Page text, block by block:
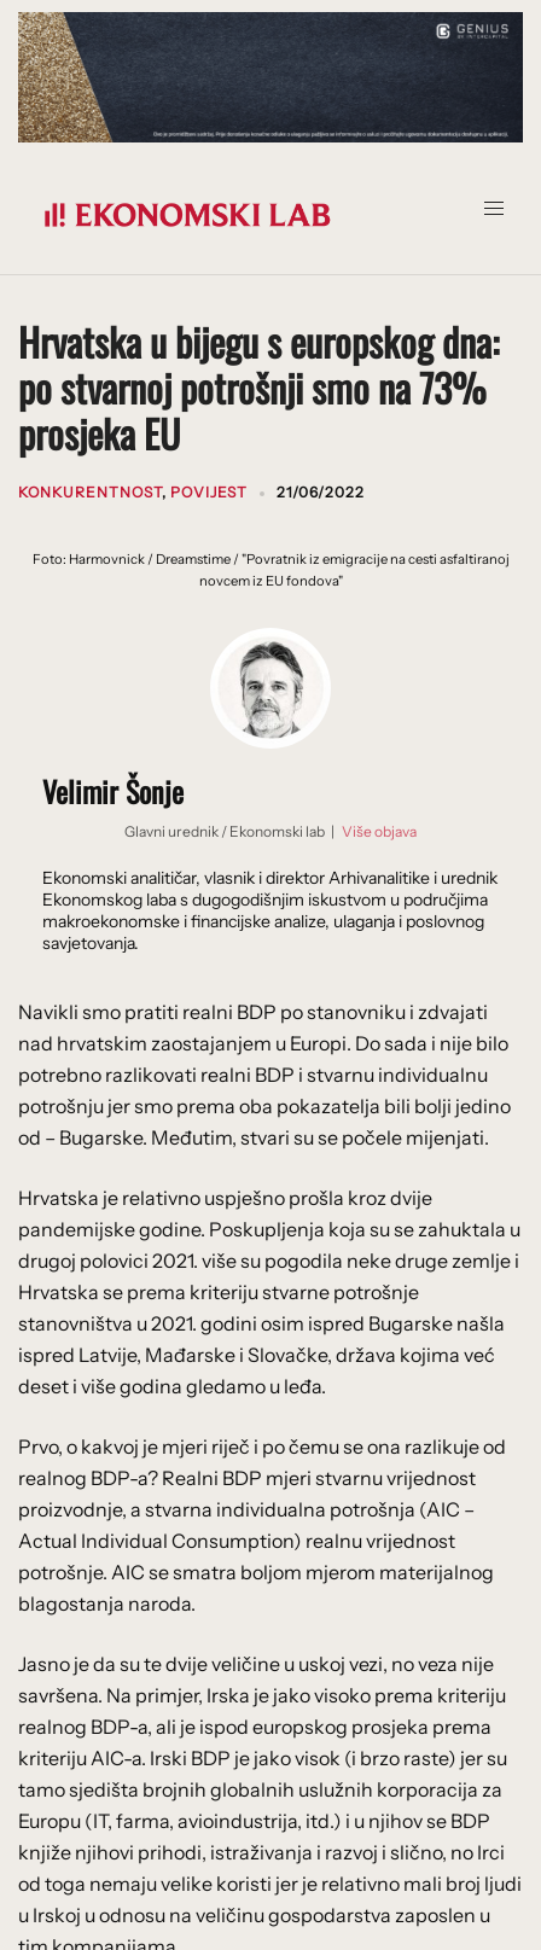
Prijeđi
na
sadržaj
Hrvatska u bijegu s europskog dna:
po stvarnoj potrošnji smo na 73%
prosjeka EU
KONKURENTNOST, POVIJEST 21/06/2022
Foto: Harmovnick / Dreamstime / "Povratnik iz emigracije na cesti asfaltiranoj
novcem iz EU fondova"
Velimir Šonje
Glavni urednik / Ekonomski lab | Više objava
Ekonomski analitičar, vlasnik i direktor Arhivanalitike i urednik
Ekonomskog laba s dugogodišnjim iskustvom u područjima
makroekonomske i financijske analize, ulaganja i poslovnog
savjetovanja.
Navikli smo pratiti realni BDP po stanovniku i zdvajati
nad hrvatskim zaostajanjem u Europi. Do sada i nije bilo
potrebno razlikovati realni BDP i stvarnu individualnu
potrošnju jer smo prema oba pokazatelja bili bolji jedino
od – Bugarske. Međutim, stvari su se počele mijenjati.
Hrvatska je relativno uspješno prošla kroz dvije
pandemijske godine. Poskupljenja koja su se zahuktala u
drugoj polovici 2021. više su pogodila neke druge zemlje i
Hrvatska se prema kriteriju stvarne potrošnje
stanovništva u 2021. godini osim ispred Bugarske našla
ispred Latvije, Mađarske i Slovačke, država kojima već
deset i više godina gledamo u leđa.
Prvo, o kakvoj je mjeri riječ i po čemu se ona razlikuje od
realnog BDP-a? Realni BDP mjeri stvarnu vrijednost
proizvodnje, a stvarna individualna potrošnja (AIC –
Actual Individual Consumption) realnu vrijednost
potrošnje. AIC se smatra boljom mjerom materijalnog
blagostanja naroda.
Jasno je da su te dvije veličine u uskoj vezi, no veza nije
savršena. Na primjer, Irska je jako visoko prema kriteriju
realnog BDP-a, ali je ispod europskog prosjeka prema
kriteriju AIC-a. Irski BDP je jako visok (i brzo raste) jer su
tamo sjedišta brojnih globalnih uslužnih korporacija za
Europu (IT, farma, avioindustrija, itd.) i u njihov se BDP
knjiže njihovi prihodi, istraživanja i razvoj i slično, no Irci
od toga nemaju velike koristi jer je relativno mali broj ljudi
u Irskoj u odnosu na veličinu gospodarstva zaposlen u